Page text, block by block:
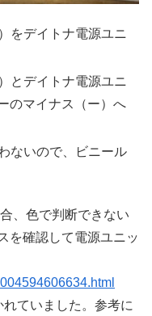
をデイトナ電源ユニ
とデイトナ電源ユニ
のマイナス（ー）へ
ないので、ビニール
、色で判断できない
を確認して電源ユニッ
ていました。参考に